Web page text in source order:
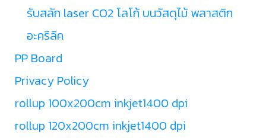
รับสลัก laser CO2 โลโก้ บนวัสดุไม้ พลาสติก
อะคริลิค
PP Board
Privacy Policy
rollup 100x200cm inkjet1400 dpi
rollup 120x200cm inkjet1400 dpi